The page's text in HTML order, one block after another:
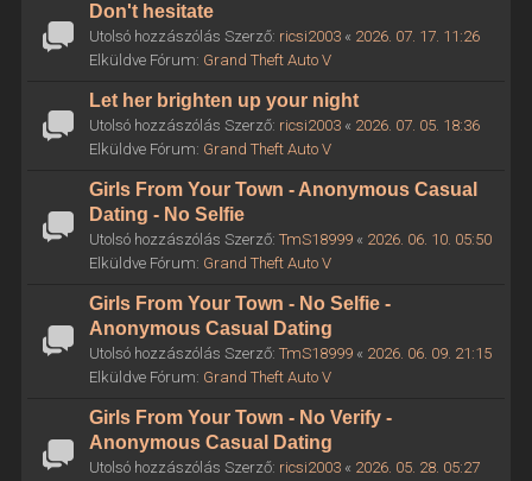
Don't hesitate
Utolsó hozzászólás Szerző: ricsi2003« 2026. 07. 17. 11:26
Elküldve Fórum: Grand Theft Auto V
Let her brighten up your night
Utolsó hozzászólás Szerző: ricsi2003« 2026. 07. 05. 18:36
Elküldve Fórum: Grand Theft Auto V
Girls From Your Town - Anonymous Casual
Dating - No Selfie
Utolsó hozzászólás Szerző: TmS18999« 2026. 06. 10. 05:50
Elküldve Fórum: Grand Theft Auto V
Girls From Your Town - No Selfie -
Anonymous Casual Dating
Utolsó hozzászólás Szerző: TmS18999« 2026. 06. 09. 21:15
Elküldve Fórum: Grand Theft Auto V
Girls From Your Town - No Verify -
Anonymous Casual Dating
Utolsó hozzászólás Szerző: ricsi2003« 2026. 05. 28. 05:27